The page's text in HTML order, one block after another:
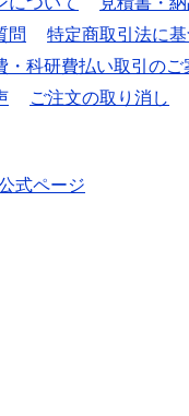
問
特定商取引法に
・科研費払い取引のご
ご注文の取り消し
式ページ